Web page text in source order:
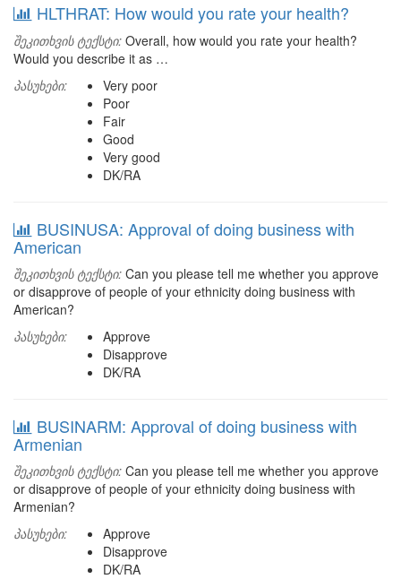
HLTHRAT: How would you rate your health?
შეკითხვის ტექსტი: Overall, how would you rate your health?
Would you describe it as …
პასუხები:
Very poor
Poor
Fair
Good
Very good
DK/RA
BUSINUSA: Approval of doing business with
American
შეკითხვის ტექსტი: Can you please tell me whether you approve
or disapprove of people of your ethnicity doing business with
American?
პასუხები:
Approve
Disapprove
DK/RA
BUSINARM: Approval of doing business with
Armenian
შეკითხვის ტექსტი: Can you please tell me whether you approve
or disapprove of people of your ethnicity doing business with
Armenian?
პასუხები:
Approve
Disapprove
DK/RA